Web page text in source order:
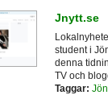
Jnytt.se
student i
denna
TV och
Taggar: